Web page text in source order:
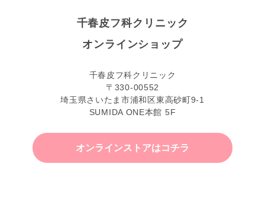
千春皮フ科クリニック
オンラインショップ
千春皮フ科クリニック
〒330-00552
埼玉県さいたま市浦和区東高砂町9-1
SUMIDA ONE本館 5F
オンラインストアはコチラ